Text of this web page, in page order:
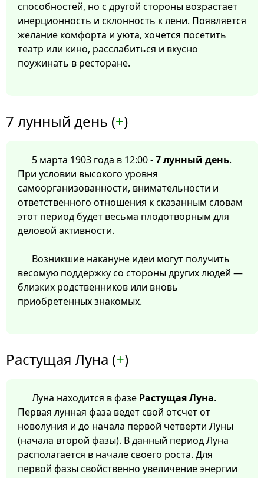
способностей, но с другой стороны возрастает
инерционность и склонность к лени. Появляется
желание комфорта и уюта, хочется посетить
театр или кино, расслабиться и вкусно
поужинать в ресторане.
7 лунный день (+)
5 марта 1903 года в 12:00 -7 лунный день.
При условии высокого уровня
самоорганизованности, внимательности и
ответственного отношения к сказанным словам
этот период будет весьма плодотворным для
деловой активности.
Возникшие накануне идеи могут получить
весомую поддержку со стороны других людей —
близких родственников или вновь
приобретенных знакомых.
Растущая Луна (+)
Луна находится в фазе Растущая Луна.
Первая лунная фаза ведет свой отсчет от
новолуния и до начала первой четверти Луны
(начала второй фазы). В данный период Луна
располагается в начале своего роста. Для
первой фазы свойственно увеличение энергии